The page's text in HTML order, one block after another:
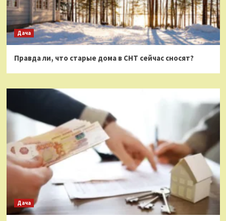
Дача
Правда ли, что старые дома в СНТ сейчас сносят?
Дача